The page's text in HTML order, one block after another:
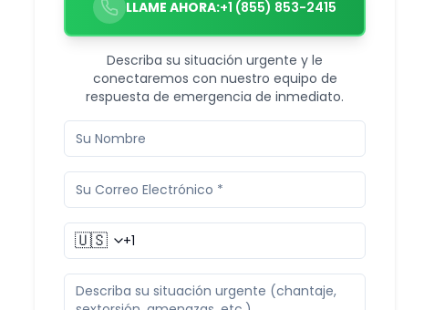
LLAME AHORA:+1 (855) 853-2415
Describa su situación urgente y le
conectaremos con nuestro equipo de
respuesta de emergencia de inmediato.
🇺🇸